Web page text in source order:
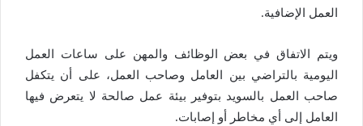
العمل الإضافية.
ويتم الاتفاق في بعض الوظائف والمهن على ساعات العمل
اليومية بالتراضي بين العامل وصاحب العمل، على أن يتكفل
صاحب العمل بالسويد بتوفير بيئة عمل صالحة لا يتعرض فيها
العامل إلى أي مخاطر أو إصابات.